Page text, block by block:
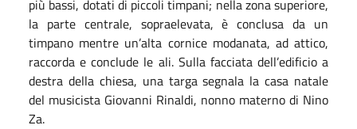
più bassi, dotati di piccoli timpani; nella zona superiore,
la parte centrale, sopraelevata, è conclusa da un
timpano mentre un’alta cornice modanata, ad attico,
raccorda e conclude le ali. Sulla facciata dell’edificio a
destra della chiesa, una targa segnala la casa natale
del musicista Giovanni Rinaldi, nonno materno di Nino
Za.